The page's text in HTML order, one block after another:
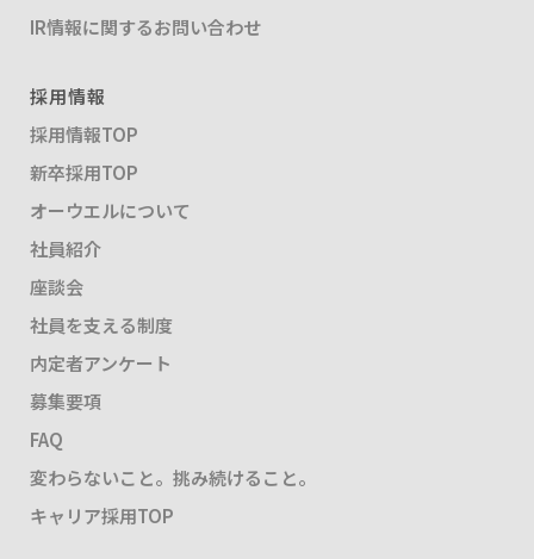
IR情報に関するお問い合わせ
採用情報
採用情報TOP
新卒採用TOP
オーウエルについて
社員紹介
座談会
社員を支える制度
内定者アンケート
募集要項
FAQ
変わらないこと。挑み続けること。
キャリア採用TOP